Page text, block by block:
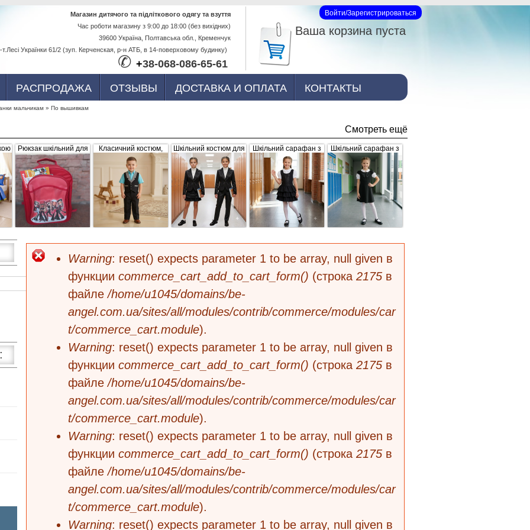
Перейти к
основному
содержанию
РАСПРОДАЖА ОТЗЫВЫ ДОСТАВКА И ОПЛАТА КОНТАКТЫ
Вход на сайт
Войти/Зарегистрироваться
Ваша корзина пуста
Магазин дитячого та підліткового одягу та взуття
Час роботи магазину з 9:00 до 18:00 (без вихідних)
39600 Україна, Полтавська обл., Кременчук
т.Лесі Українки 61/2 (зуп. Керченская, р-н АТБ, в 14-поверховому будинку)
✆ +38-068-086-65-61
мальчикам » По вышивкам
Смотреть ещё
Рюкзак шкільний для
дівчинки "Братс",
червоний, плащівка
056656
Класичний костюм,
чорний з сіро-білими
вставками (жилетка +
штани)
Шкільний костюм для
дівчинки, трійка
Шкільний сарафан з
рюшами, чорний
Шкільний сарафан з
брошкою, чорний
Рюкзаки оптом
Одежда оптом
Настольные игры
Электронные игрушки
Заводные игрушки
Сообщение об ошибке
Warning: reset() expects parameter 1 to be array, null given в
функции commerce_cart_add_to_cart_form() (строка 2175 в
файле/home/u1045/domains/be-
angel.com.ua/sites/all/modules/contrib/commerce/modules/car
t/commerce_cart.module).
Warning: reset() expects parameter 1 to be array, null given в
функции commerce_cart_add_to_cart_form() (строка 2175 в
файле/home/u1045/domains/be-
angel.com.ua/sites/all/modules/contrib/commerce/modules/car
t/commerce_cart.module).
Warning: reset() expects parameter 1 to be array, null given в
функции commerce_cart_add_to_cart_form() (строка 2175 в
файле/home/u1045/domains/be-
angel.com.ua/sites/all/modules/contrib/commerce/modules/car
t/commerce_cart.module).
Warning: reset() expects parameter 1 to be array, null given в